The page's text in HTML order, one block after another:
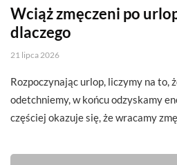
Wciąż zmęczeni po
dlaczego
21 lipca 2026
Rozpoczynając urlop, liczymy na to,
odetchniemy, w końcu odzyskamy
częściej okazuje się, że wracamy